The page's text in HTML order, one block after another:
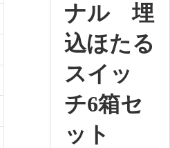
ナル 埋
込ほたる
スイッ
チ6箱セ
ット